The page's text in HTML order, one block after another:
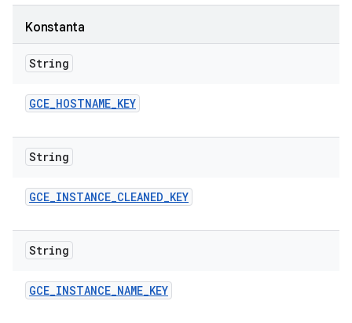
Konstanta
String
GCE_HOSTNAME_KEY
String
GCE_INSTANCE_CLEANED_KEY
String
GCE_INSTANCE_NAME_KEY